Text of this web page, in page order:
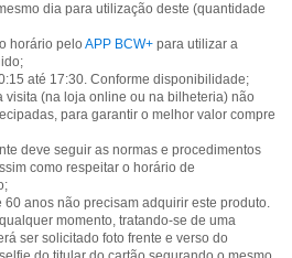
dia para utilização deste (quantidade
horário pelo APP BCW+ para utilizar a
até 17:30. Conforme disponibilidade;
visita (na loja online ou na bilheteria) não
para garantir o melhor valor compre
deve seguir as normas e procedimentos
como respeitar o horário de
60 anos não precisam adquirir este produto.
momento, tratando-se de uma
ser solicitado foto frente e verso do